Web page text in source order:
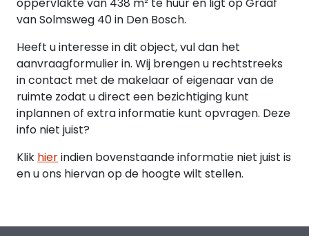
OPZEGTERMIJN
Twaalf (12) maanden voorafgaande aan de
expiratiedatum, wederzijds opzegbaar.
BTW
Er wordt geopteerd voor een met btw belaste
verhuur.
ZEKERHEIDSSTELLING
Een bankgarantie of waarborgsom ter grootte
van Solmsweg 40 in Den Bosch.
Heeft u interesse in dit object, vul dan het
aanvraagformulier in. Wij brengen u rechtstreeks
in contact met de makelaar of eigenaar van de
ruimte zodat u direct een bezichtiging kunt
inplannen of extra informatie kunt opvragen. Deze
info niet juist?
Klik hierindien bovenstaande informatie niet juist is
en u ons hiervan op de hoogte wilt stellen.